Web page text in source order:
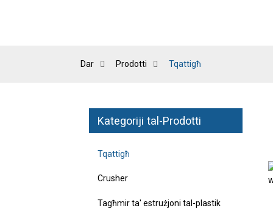
Dar Prodotti Tqattigħ
Kategoriji tal-Prodotti
Tqattigħ
Crusher
Tagħmir ta' estrużjoni tal-plastik